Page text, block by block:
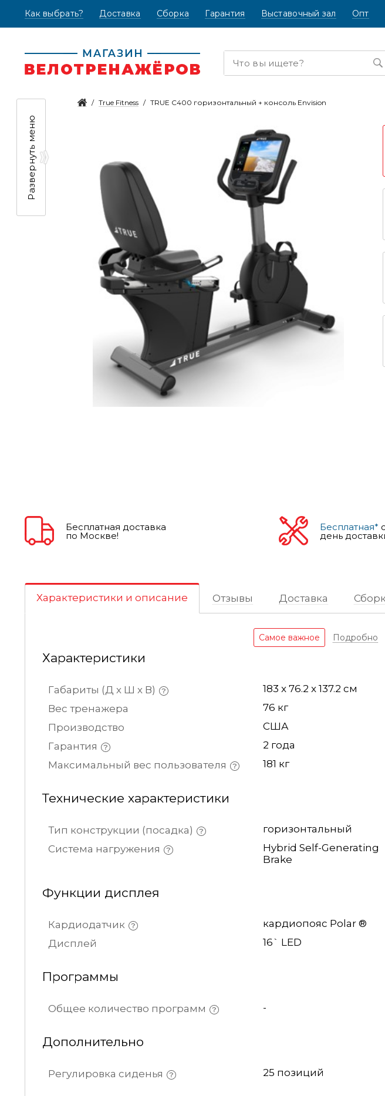
Как выбрать? (текущая)
Доставка Сборка Гарантия Выставочный зал Опт
Развернуть меню
True Fitness TRUE C400 горизонтальный + консоль Envision
Бесплатная доставка
по Москве!
Бесплатная*
день
Характеристики и описание Отзывы Доставка
Самое важное Подробно
Характеристики
Габариты (Д х Ш х В)
183 x 76.2 x 137.2 см
Вес тренажера
76 кг
Производство
США
Гарантия
2 года
Максимальный вес пользователя
181 кг
Технические характеристики
Тип конструкции (посадка)
горизонтальный
Система нагружения
Hybrid Self-Generating
Brake
Функции дисплея
Кардиодатчик
кардиопояс Polar ®
Дисплей
16` LED
Программы
Общее количество программ -
Дополнительно
Регулировка сиденья 25 позиций